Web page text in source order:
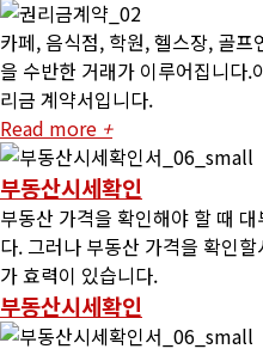
카페, 음식점, 학원, 헬스장, 골
을 수반한 거래가 이루어집니다.
리금 계약서입니다.
Read more +
부동산시세확인
부동산 가격을 확인해야 할 때
다. 그러나 부동산 가격을 확인
가 효력이 있습니다.
부동산시세확인